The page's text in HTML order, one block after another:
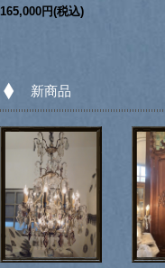
165,000円(税込)
新商品